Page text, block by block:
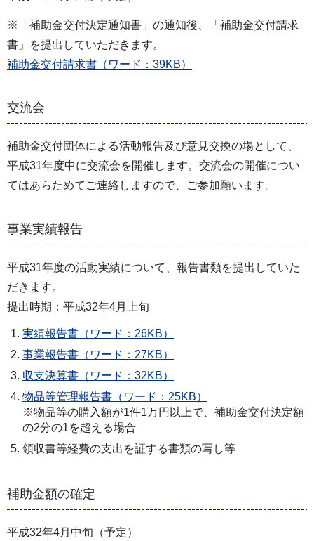
※「補助金交付決定通知書」の通知後、「補助金交付請求
書」を提出していただきます。
補助金交付請求書（ワード：39KB）
交流会
補助金交付団体による活動報告及び意見交換の場として、
平成31年度中に交流会を開催します。交流会の開催につい
てはあらためてご連絡しますので、ご参加願います。
事業実績報告
平成31年度の活動実績について、報告書類を提出していた
だきます。
提出時期：平成32年4月上旬
実績報告書（ワード：26KB）
事業報告書（ワード：27KB）
収支決算書（ワード：32KB）
物品等管理報告書（ワード：25KB）
※物品等の購入額が1件1万円以上で、補助金交付決定額
の2分の1を超える場合
領収書等経費の支出を証する書類の写し等
補助金額の確定
平成32年4月中旬（予定）